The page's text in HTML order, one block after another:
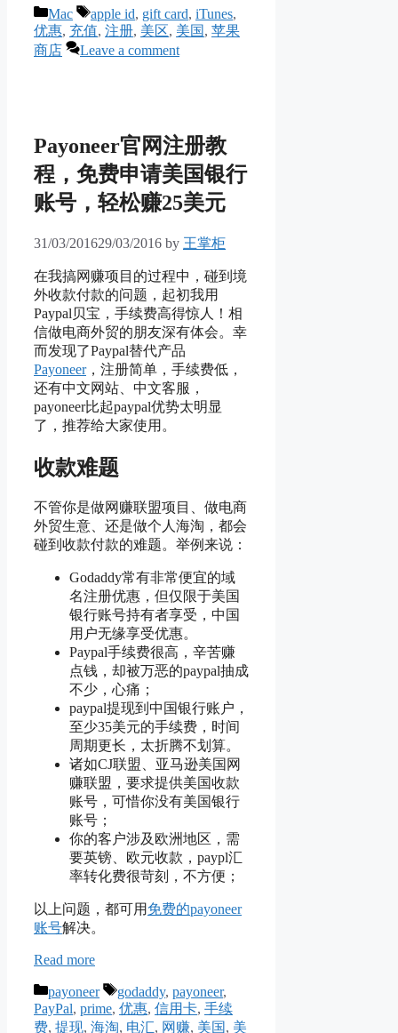
Categories
Mac Tags
apple id, gift card, iTunes,
优惠, 充值, 注册, 美区, 美国 , 苹果
商店
Leave a comment
Payoneer官网注册教
程，免费申请美国银行
账号，轻松赚25美元
31/03/201629/03/2016 by 王掌柜
在我搞网赚项目的过程中，碰到境
外收款付款的问题，起初我用
Paypal贝宝，手续费高得惊人！相
信做电商外贸的朋友深有体会。幸
而发现了Paypal替代产品
Payoneer，注册简单，手续费低，
还有中文网站、中文客服，
payoneer比起paypal优势太明显
了，推荐给大家使用。
收款难题
不管你是做网赚联盟项目、做电商
外贸生意、还是做个人海淘，都会
碰到收款付款的难题。举例来说：
Godaddy常有非常便宜的域
名注册优惠，但仅限于美国
银行账号持有者享受，中国
用户无缘享受优惠。
Paypal手续费很高，辛苦赚
点钱，却被万恶的paypal抽成
不少，心痛；
paypal提现到中国银行账户，
至少35美元的手续费，时间
周期更长，太折腾不划算。
诸如CJ联盟、亚马逊美国网
赚联盟，要求提供美国收款
账号，可惜你没有美国银行
账号；
你的客户涉及欧洲地区，需
要英镑、欧元收款，paypl汇
率转化费很苛刻，不方便；
以上问题，都可用 免费的payoneer
账号解决。
Read more
Categories
payoneer Tags
godaddy, payoneer,
PayPal, prime, 优惠, 信用卡, 手续
费, 提现, 海淘, 电汇, 网赚, 美国 , 美